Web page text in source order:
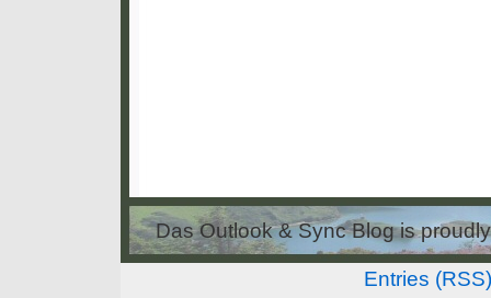
Das Outlook & Sync Blog is
Entries (RSS)